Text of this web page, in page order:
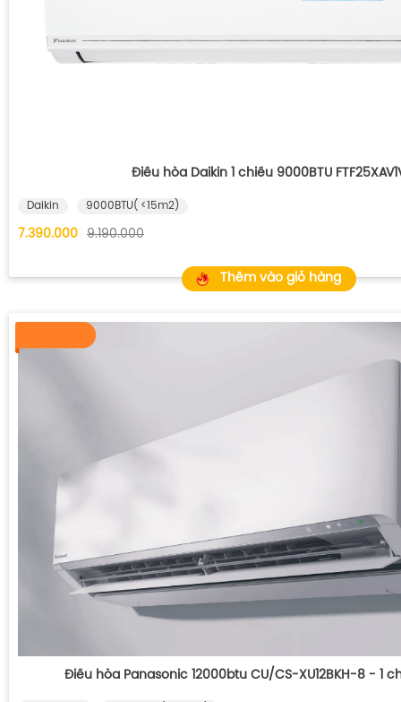
Điều hòa Daikin 1 chiều 9000BTU
Daikin 9000BTU( <15m2)
7.390.000 9.190.000
Thêm vào giỏ hàng
Điều hòa Panasonic 12000btu CU/CS-XU12BKH-8 - 1